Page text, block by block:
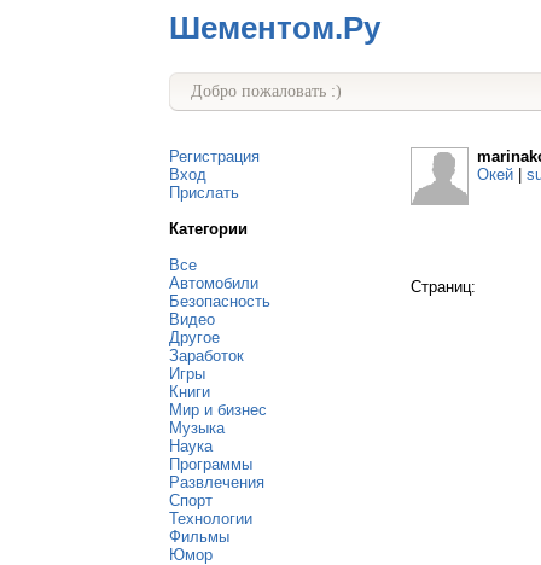
Шементом.Ру
Добро пожаловать :)
Регистрация
Вход
Прислать
Категории
Все
Автомобили
Безопасность
Видео
Другое
Заработок
Игры
Книги
Мир и бизнес
Музыка
Наука
Программы
Развлечения
Спорт
Технологии
Фильмы
Юмор
Окей
Страниц: